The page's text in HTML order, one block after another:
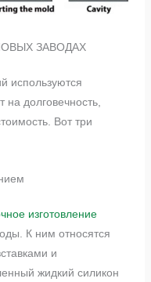
ЗАВОДАХ
используются
долговечность,
Вот три
изготовление
К ним относятся
и
жидкий силикон